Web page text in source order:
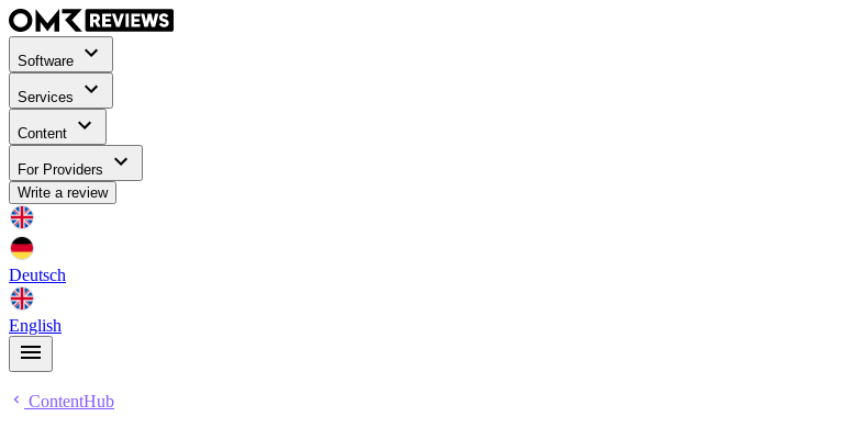
Software
Services
Content
For Providers
Write a review
Deutsch
English
ContentHub